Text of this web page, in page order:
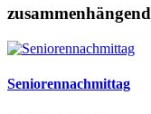
Seniorennachmittag